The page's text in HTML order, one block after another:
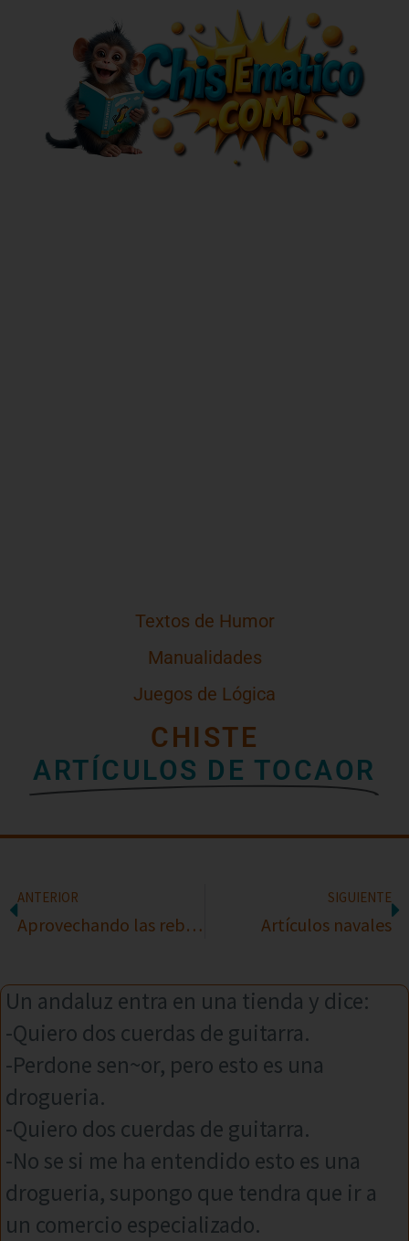
Textos de Humor
Manualidades
Juegos de Lógica
CHISTE
ARTÍCULOS DE TOCAOR
ANTERIOR
Aprovechando las rebajas
SIGUIENTE
Artículos navales
Un andaluz entra en una tienda y dice:
-Quiero dos cuerdas de guitarra.
-Perdone sen~or, pero esto es una
drogueria.
-Quiero dos cuerdas de guitarra.
-No se si me ha entendido esto es una
drogueria, supongo que tendra que ir a
un comercio especializado.